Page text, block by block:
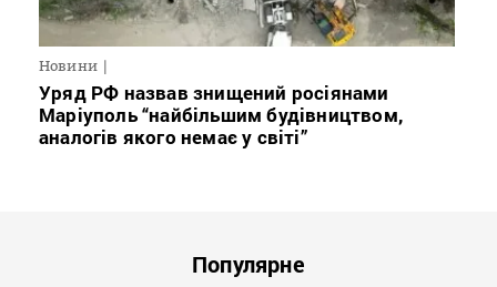
Новини
Уряд РФ назвав знищений росіянами
Маріуполь “найбільшим будівництвом,
аналогів якого немає у світі”
Популярне